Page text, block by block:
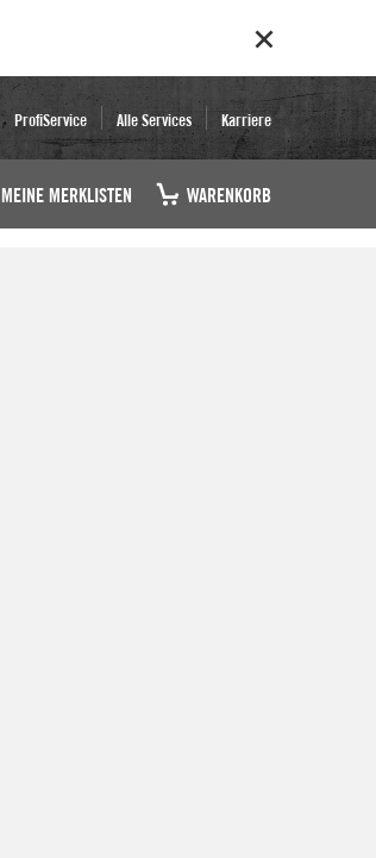
ProfiService Alle Services Karriere
MEINE MERKLISTEN WARENKORB